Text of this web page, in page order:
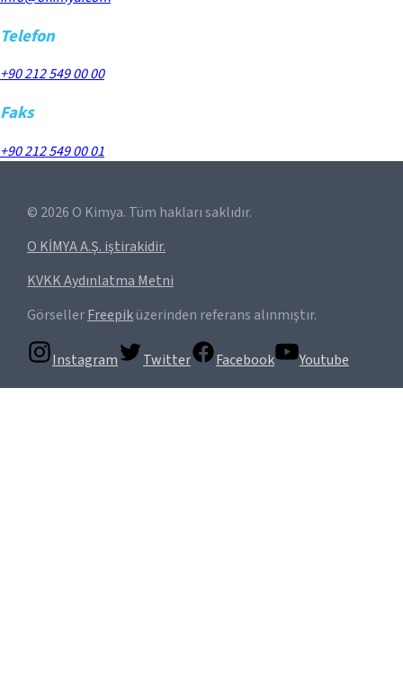
Telefon
+90 212 549 00 00
Faks
+90 212 549 00 01
© 2026 O Kimya. Tüm hakları saklıdır.
O KİMYA A.Ş. iştirakidir.
KVKK Aydınlatma Metni
GörsellerFreepiküzerinden referans alınmıştır.
Instagram Twitter Facebook Youtube